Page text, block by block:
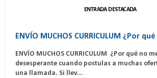
ENTRADA DESTACADA
ENVÍO MUCHOS CURRICULUM ¿Por
ENVÍO MUCHOS CURRICULUM ¿Por qué no
desesperante cuando postulas a muchas
una llamada. Si llev...